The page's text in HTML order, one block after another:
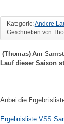
Kategorie:Andere
Geschrieben von
(Thomas) Am
Lauf dieser Saison
Anbei die
Ergebnisliste VSS